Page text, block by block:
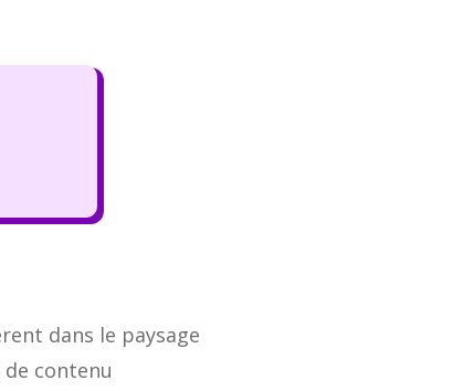
dans le paysage
contenu